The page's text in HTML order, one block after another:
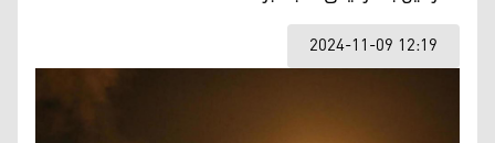
2024-11-09 12:19